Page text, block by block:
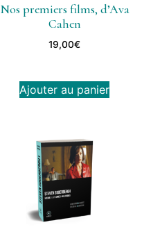
Nos premiers films, d’Ava
Cahen
19,00€
Ajouter au panier